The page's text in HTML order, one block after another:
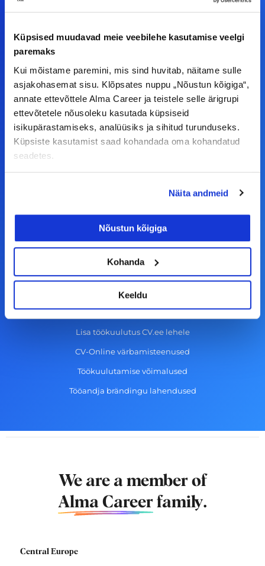
Küpsised muudavad meie veebilehe kasutamise veelgi
paremaks
Kui mõistame paremini, mis sind huvitab, näitame sulle
asjakohasemat sisu. Klõpsates nuppu „Nõustun kõigiga“,
annate ettevõttele Alma Career ja teistele selle ärigrupi
ettevõtetele nõusoleku kasutada küpsiseid
isikupärastamiseks, analüüsiks ja sihitud turunduseks.
Küpsiste kasutamist saad kohandada oma kohandatud
seadetes.
Näita andmeid
Nõustun kõigiga
Kohanda
Keeldu
Tööelublogi.ee lehelt leiad kõik vajaliku, et olla
ettepanekuid erinevate teemade osas või soovid
teha koostööd, siis võta meiega julgelt ühendust.
F
a
c
b
-
I
n
s
a
a
m
L
i
n
e
n
Y
o
u
u
b
© Alma Career Estonia OÜ
Aktiveeri tööpakkumiste teavitus
KKK
Kasutustingimused
Tööandjale
Lisa töökuulutus CV.ee lehele
CV-Online värbamisteenused
Töökuulutamise võimalused
Tööandja brändingu lahendused
We are a member of
Alma Career family.
Central Europe